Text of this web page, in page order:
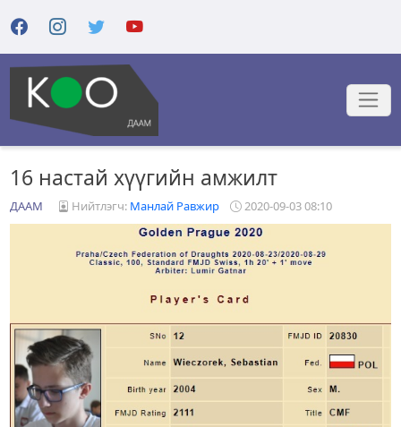
16 настай хүүгийн амжилт
ДААМ Нийтлэгч: Манлай Равжир 2020-09-03 08:10